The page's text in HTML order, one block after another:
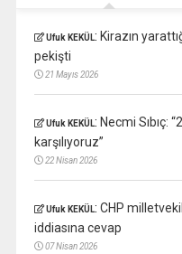
Ufuk KEKÜL: Kirazın
pekişti
21 Mayıs 2026
Ufuk KEKÜL: Necmi Sıbıç:
karşılıyoruz”
22 Nisan 2026
Ufuk KEKÜL: CHP
iddiasına cevap
07 Nisan 2026